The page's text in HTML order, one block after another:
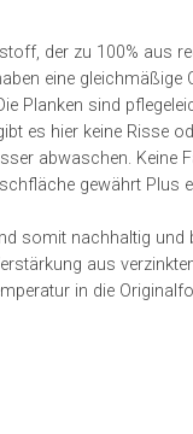
der zu 100% aus
eine
Planken sind
es hier keine Risse
abwaschen. Keine
gewährt Plus
somit nachhaltig
aus
in die